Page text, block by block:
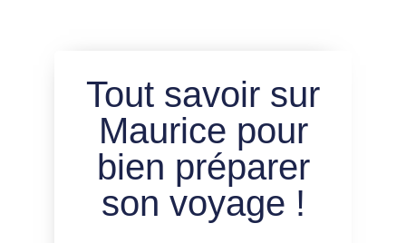
Tout savoir sur
Maurice pour
bien préparer
son voyage !